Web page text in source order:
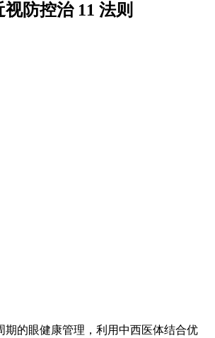
防控治 11 法则
期的眼健康管理，利用中西医体结合优